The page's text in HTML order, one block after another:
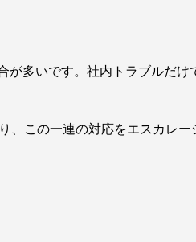
が多いです。社内トラブルだ
この一連の対応をエスカレー